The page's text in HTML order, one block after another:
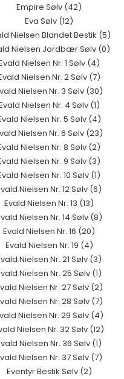
Empire Sølv (42)
Eva Sølv (12)
Nielsen Blandet Bestik (5)
Nielsen Jordbær Sølv (0)
Nielsen Nr. 1 Sølv (4)
Nielsen Nr. 2 Sølv (7)
Nielsen Nr. 3 Sølv (30)
Nielsen Nr. 4 Sølv (1)
Nielsen Nr. 5 Sølv (4)
Nielsen Nr. 6 Sølv (23)
Nielsen Nr. 8 Sølv (2)
Nielsen Nr. 9 Sølv (3)
Nielsen Nr. 10 Sølv (1)
Nielsen Nr. 12 Sølv (6)
Evald Nielsen Nr. 13 (13)
Nielsen Nr. 14 Sølv (8)
Evald Nielsen Nr. 16 (20)
Evald Nielsen Nr. 19 (4)
Nielsen Nr. 21 Sølv (3)
Nielsen Nr. 25 Sølv (1)
Nielsen Nr. 27 Sølv (2)
Nielsen Nr. 28 Sølv (7)
Nielsen Nr. 29 Sølv (4)
Nielsen Nr. 32 Sølv (12)
Nielsen Nr. 36 Sølv (1)
Nielsen Nr. 37 Sølv (7)
Eventyr Bestik Sølv (2)